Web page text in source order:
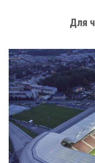
Для